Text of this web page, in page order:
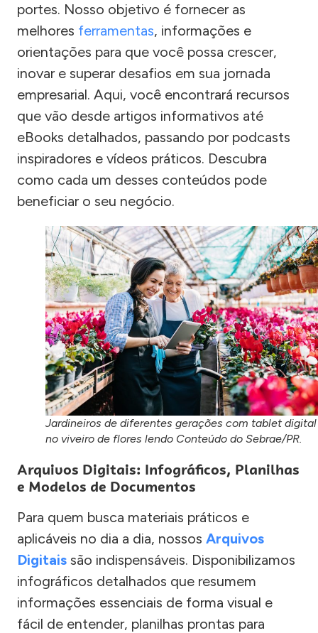
portes. Nosso objetivo é fornecer as
melhores ferramentas, informações e
orientações para que você possa crescer,
inovar e superar desafios em sua jornada
empresarial. Aqui, você encontrará recursos
que vão desde artigos informativos até
eBooks detalhados, passando por podcasts
inspiradores e vídeos práticos. Descubra
como cada um desses conteúdos pode
beneficiar o seu negócio.
Jardineiros de diferentes gerações com tablet digital
no viveiro de flores lendo Conteúdo do Sebrae/PR.
Arquivos Digitais: Infográficos, Planilhas
e Modelos de Documentos
Para quem busca materiais práticos e
aplicáveis no dia a dia, nossos Arquivos
Digitais são indispensáveis. Disponibilizamos
infográficos detalhados que resumem
informações essenciais de forma visual e
fácil de entender, planilhas prontas para